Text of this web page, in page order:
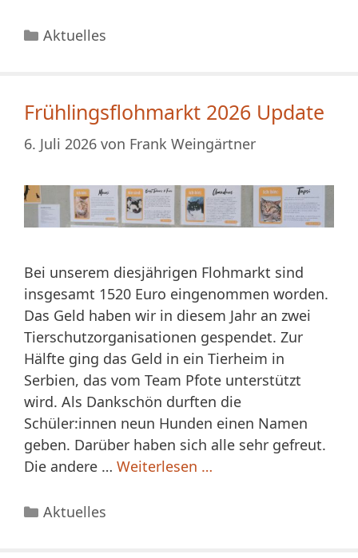
Kategorien
Aktuelles
Frühlingsflohmarkt 2026 Update
6. Juli 2026 von Frank Weingärtner
Bei unserem diesjährigen Flohmarkt sind
insgesamt 1520 Euro eingenommen worden.
Das Geld haben wir in diesem Jahr an zwei
Tierschutzorganisationen gespendet. Zur
Hälfte ging das Geld in ein Tierheim in
Serbien, das vom Team Pfote unterstützt
wird. Als Dankschön durften die
Schüler:innen neun Hunden einen Namen
geben. Darüber haben sich alle sehr gefreut.
Die andere … Weiterlesen …
Kategorien
Aktuelles